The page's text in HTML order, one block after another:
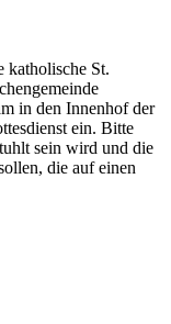
katholische St.
in den Innenhof der
ein. Bitte
sein wird und die
die auf einen